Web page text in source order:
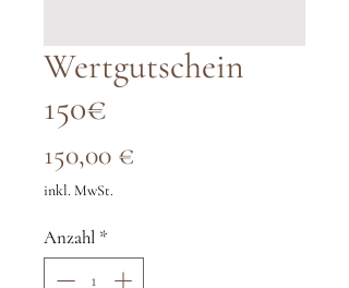
Wertgutschein
150€
150,00 €
inkl. MwSt.
Anzahl *